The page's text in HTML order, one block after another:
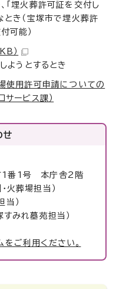
「埋火葬許可証を交付し
とき（宝塚市で埋火葬許
可能）
）
ようとするとき
使用許可申請についての
ービス課）
せ
番1号 本庁舎2階
火葬場担当）
当）
れ墓苑担当）
ご利用ください。